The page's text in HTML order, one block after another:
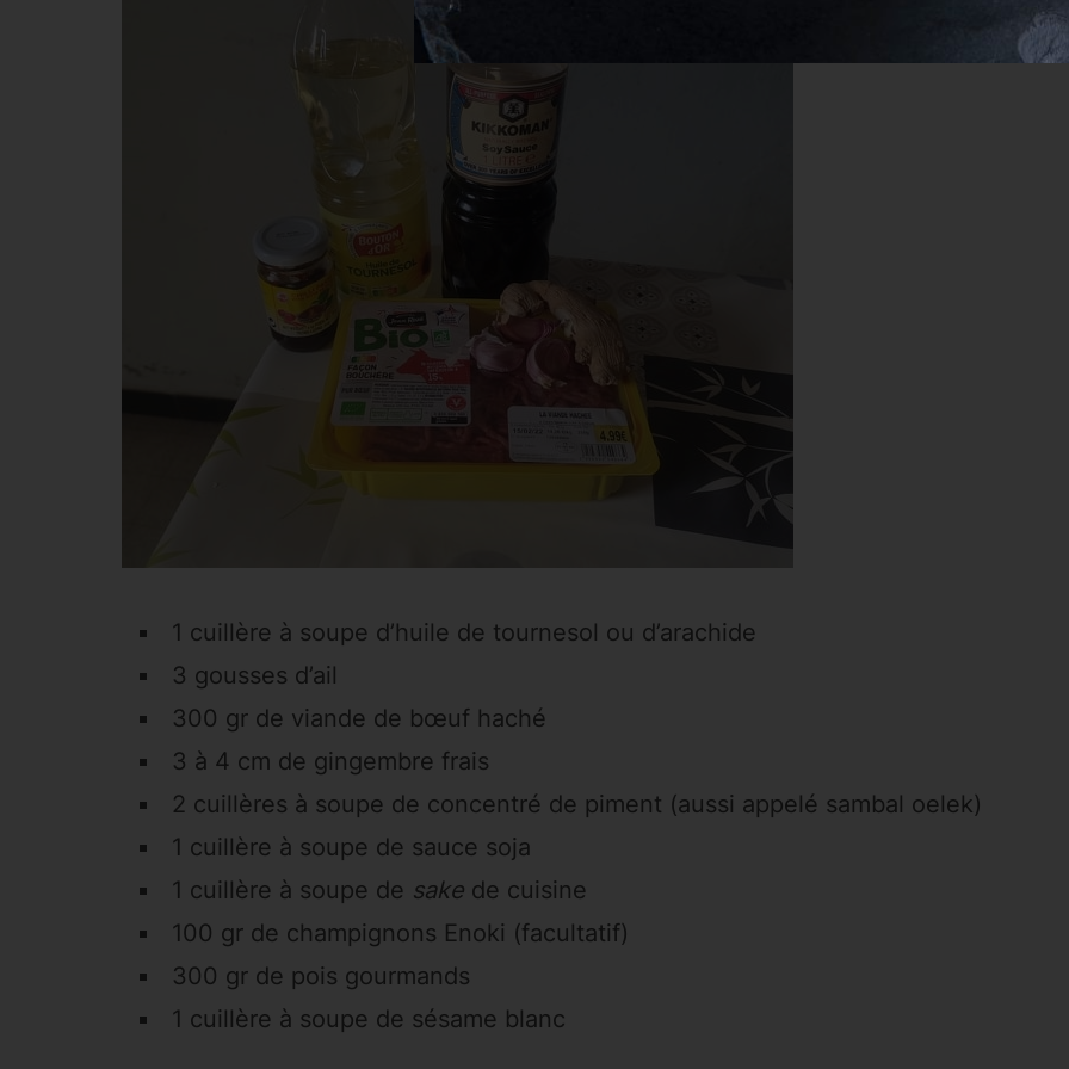
1 cuillère à soupe d’huile de tournesol ou d’arachide
3 gousses d’ail
300 gr de viande de bœuf haché
3 à 4 cm de gingembre frais
2 cuillères à soupe de concentré de piment (aussi appelé sambal oelek)
1 cuillère à soupe de sauce soja
1 cuillère à soupe de sake de cuisine
100 gr de champignons Enoki (facultatif)
300 gr de pois gourmands
1 cuillère à soupe de sésame blanc